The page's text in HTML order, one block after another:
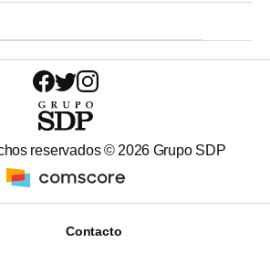
reservados © 2026 Grupo SDP
Contacto